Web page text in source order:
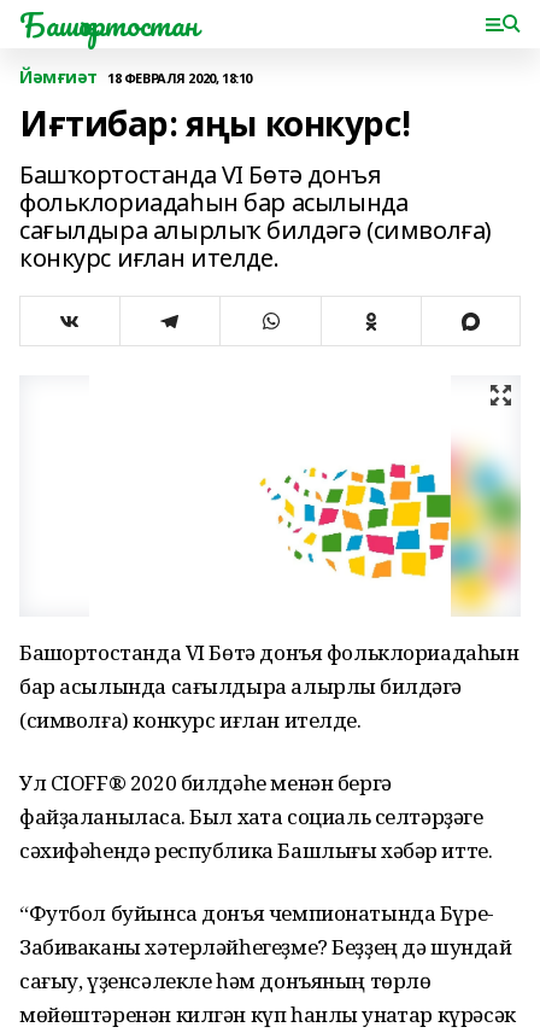
Башҡортостан
Йәмғиәт 18 ФЕВРАЛЯ 2020, 18:10
Иғтибар: яңы конкурс!
Башҡортостанда VI Бөтә донъя
фольклориадаһын бар асылында
сағылдыра алырлыҡ билдәгә (символға)
конкурс иғлан ителде.
Башҡортостанда VI Бөтә донъя фольклориадаһын
бар асылында сағылдыра алырлыҡ билдәгә
(символға) конкурс иғлан ителде.
Ул CIOFF® 2020 билдәһе менән бергә
файҙаланыласаҡ. Был хаҡта социаль селтәрҙәге
сәхифәһендә республика Башлығы хәбәр итте.
“Футбол буйынса донъя чемпионатында Бүре-
Забиваканы хәтерләйһегеҙме? Беҙҙең дә шундай
сағыу, үҙенсәлекле һәм донъяның төрлө
мөйөштәренән килгән күп һанлы ҡунаҡтар күрәсәк